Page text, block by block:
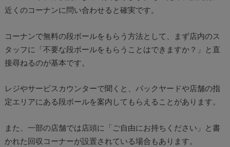
近くのコーナンに問い合わせると確実です。
コーナンで無料の段ボールをもらう方法として、まず店内のス
タッフに「不要な段ボールをもらうことはできますか？」と直
接尋ねるのが基本です。
レジやサービスカウンターで聞くと、バックヤードや店舗の指
定エリアにある段ボールを案内してもらえることがあります。
また、一部の店舗では店頭に「ご自由にお持ちください」と書
かれた回収コーナーが設置されている場合もあります。